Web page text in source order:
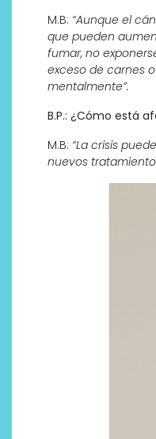
M.B: “Aunque el
que pueden
fumar, no
exceso de carnes
mentalmente”.
B.P.: ¿Cómo está
M.B: “La crisis
nuevos